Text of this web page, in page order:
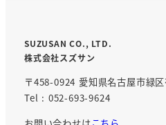
SUZUSAN CO., LTD.
株式会社スズサン
〒458-0924 愛知県名古屋市緑
Tel : 052-693-9624